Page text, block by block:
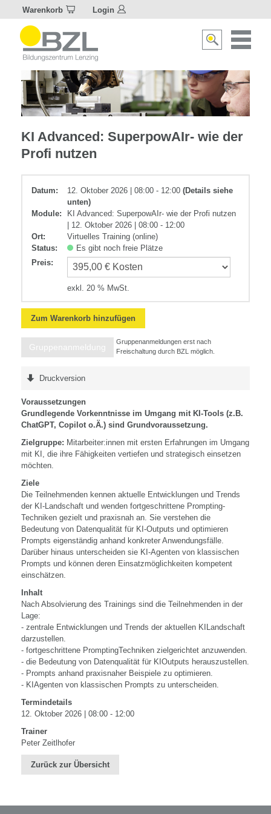
Warenkorb Login
Suche
IT-
KI Advanced: SuperpowAIr- wie der
Profi nutzen
Datum: 12. Oktober 2026 | 08:00 - 12:00 (Details siehe
unten)
Module:
KI Advanced: SuperpowAIr- wie der Profi nutzen
| 12. Oktober 2026 | 08:00 - 12:00
Ort:
Virtuelles Training (online)
Status:
Es gibt noch freie Plätze
Preis:
exkl. 20 % MwSt.
Zum Warenkorb hinzufügen
Gruppenanmeldung
Gruppenanmeldungen erst nach
Freischaltung durch BZL möglich.
Druckversion
Voraussetzungen
Grundlegende Vorkenntnisse im Umgang mit KI-Tools (z.B.
ChatGPT, Copilot o.Ä.) sind Grundvoraussetzung.
Zielgruppe: Mitarbeiter:innen mit ersten Erfahrungen im Umgang
mit KI, die ihre Fähigkeiten vertiefen und strategisch einsetzen
möchten.
Ziele
Die Teilnehmenden kennen aktuelle Entwicklungen und Trends
der KI-Landschaft und wenden fortgeschrittene Prompting-
Techniken gezielt und praxisnah an. Sie verstehen die
Bedeutung von Datenqualität für KI-Outputs und optimieren
Prompts eigenständig anhand konkreter Anwendungsfälle.
Darüber hinaus unterscheiden sie KI-Agenten von klassischen
Prompts und können deren Einsatzmöglichkeiten kompetent
einschätzen.
Inhalt
Nach Absolvierung des Trainings sind die Teilnehmenden in der
Lage:
- zentrale Entwicklungen und Trends der aktuellen KILandschaft
darzustellen.
- fortgeschrittene PromptingTechniken zielgerichtet anzuwenden.
- die Bedeutung von Datenqualität für KIOutputs herauszustellen.
- Prompts anhand praxisnaher Beispiele zu optimieren.
- KIAgenten von klassischen Prompts zu unterscheiden.
Termindetails
12. Oktober 2026 | 08:00 - 12:00
Trainer
Peter Zeitlhofer
Zurück zur Übersicht